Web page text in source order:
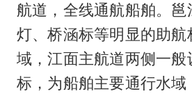
航道，全线通航船舶。
灯、桥涵标等明显的助航
域，江面主航道两侧一
标，为船舶主要通行水域